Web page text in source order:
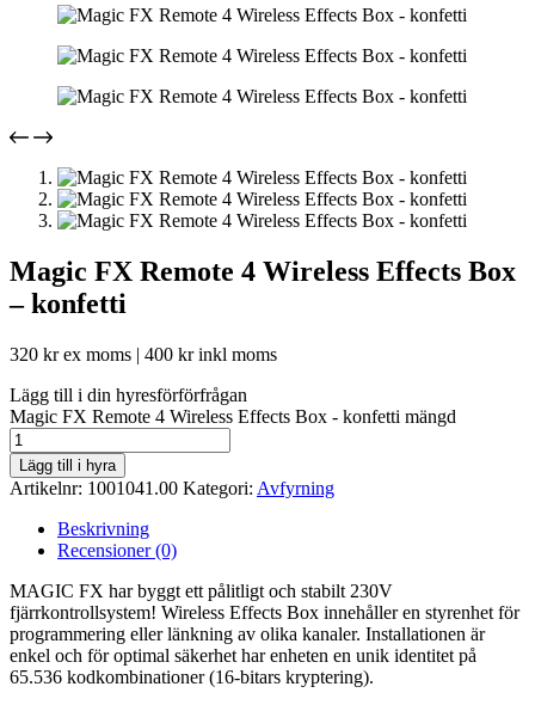
Magic FX Remote 4 Wireless Effects Box
– konfetti
320 krex moms | 400 krinkl moms
Lägg till i din hyresförförfrågan
Magic FX Remote 4 Wireless Effects Box - konfetti mängd
Lägg till i hyra
Artikelnr: 1001041.00 Kategori: Avfyrning
Beskrivning
Recensioner (0)
MAGIC FX har byggt ett pålitligt och stabilt 230V
fjärrkontrollsystem! Wireless Effects Box innehåller en styrenhet för
programmering eller länkning av olika kanaler. Installationen är
enkel och för optimal säkerhet har enheten en unik identitet på
65.536 kodkombinationer (16-bitars kryptering).